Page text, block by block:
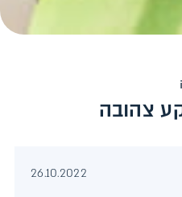
צהובה
26.10.2022